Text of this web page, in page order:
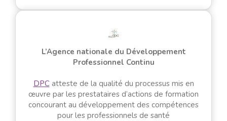
L’Agence nationale du Développement
Professionnel Continu
DPC atteste de la qualité du processus mis en
œuvre par les prestataires d’actions de formation
concourant au développement des compétences
pour les professionnels de santé